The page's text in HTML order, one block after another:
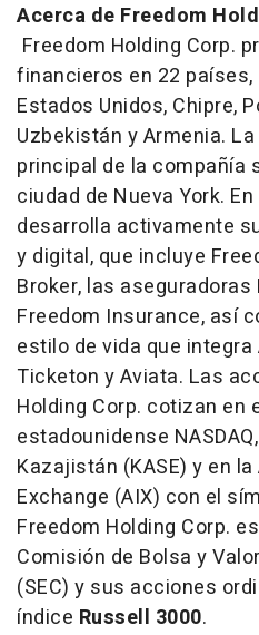
Acerca de Freedom
Freedom Holding Corp.
financieros en 22
Estados Unidos, Chipre,
Uzbekistán y Armenia.
principal de la compañía
ciudad de Nueva York.
desarrolla activamente
y digital, que incluye
Broker, las
Freedom Insurance, así
estilo de vida que integra
Ticketon y Aviata. Las
Holding Corp. cotizan
estadounidense
Kazajistán (KASE) y en
Exchange (AIX) con el
Freedom Holding Corp.
Comisión de Bolsa y
(SEC) y sus acciones
índice Russell 3000.